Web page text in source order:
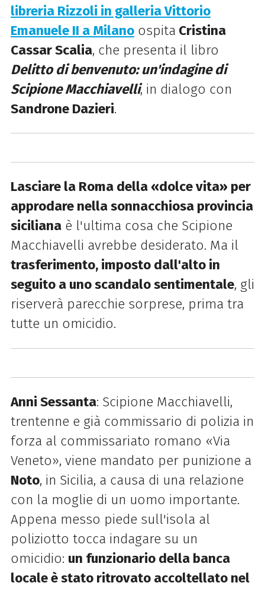
libreria Rizzoli in galleria Vittorio
Emanuele II a Milanoospita Cristina
Cassar Scalia, che presenta il libro
Delitto di benvenuto: un'indagine di
Scipione Macchiavelli, in dialogo con
Sandrone Dazieri.
Lasciare la Roma della «dolce vita» per
approdare nella sonnacchiosa provincia
sicilianaè l'ultima cosa che Scipione
Macchiavelli avrebbe desiderato. Ma il
trasferimento, imposto dall'alto in
seguito a uno scandalo sentimentale, gli
riserverà parecchie sorprese, prima tra
tutte un omicidio.
Anni Sessanta: Scipione Macchiavelli,
trentenne e già commissario di polizia in
forza al commissariato romano «Via
Veneto», viene mandato per punizione a
Noto, in Sicilia, a causa di una relazione
con la moglie di un uomo importante.
Appena messo piede sull'isola al
poliziotto tocca indagare su un
omicidio: un funzionario della banca
locale è stato ritrovato accoltellato nel